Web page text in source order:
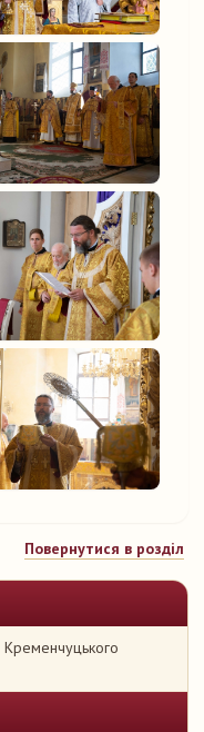
Кременчуцького
Повернутися в розділ